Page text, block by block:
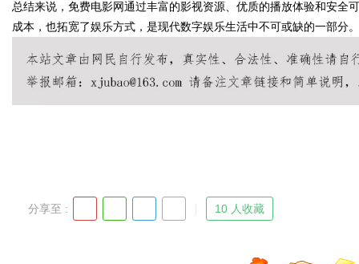
!
总结来说，免费电影网通过丰富的影视资源、优质的播放体验和安全
成本，也拓宽了娱乐方式，是现代数字娱乐生活中不可或缺的一部分。
分享至 : 10 人收藏